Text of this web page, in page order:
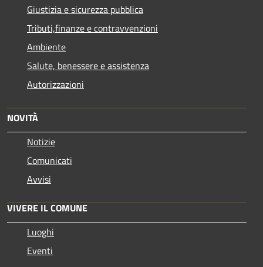
Giustizia e sicurezza pubblica
Tributi,finanze e contravvenzioni
Ambiente
Salute, benessere e assistenza
Autorizzazioni
NOVITÀ
Notizie
Comunicati
Avvisi
VIVERE IL COMUNE
Luoghi
Eventi